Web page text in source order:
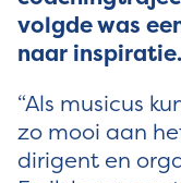
volgde was
naar inspiratie.
“Als musicus
zo mooi aan
dirigent en